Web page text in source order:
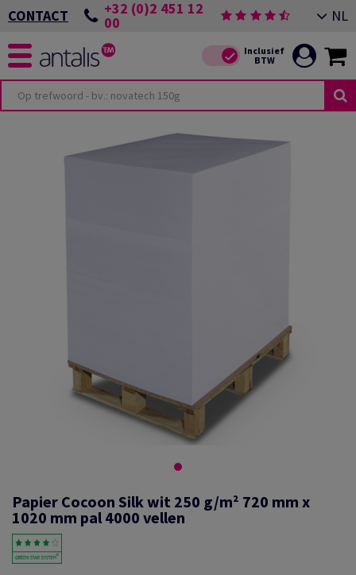
CONTACT +32 (0)2 451 12
00 NL
Papier Cocoon Silk wit 250 g/m² 720 mm x
1020 mm pal 4000 vellen